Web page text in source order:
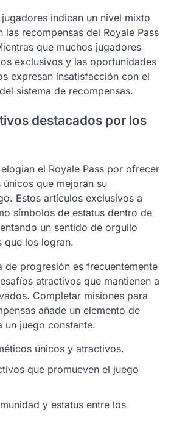
indican un nivel mixto
recompensas del Royale Pass
que muchos jugadores
exclusivos y las oportunidades
expresan insatisfacción con el
sistema de recompensas.
destacados por los
el Royale Pass por ofrecer
que mejoran su
Estos artículos exclusivos a
símbolos de estatus dentro de
un sentido de orgullo
que los logran.
de progresión es frecuentemente
atractivos que mantienen a
Completar misiones para
añade un elemento de
un juego constante.
únicos y atractivos.
que promueven el juego
y estatus entre los